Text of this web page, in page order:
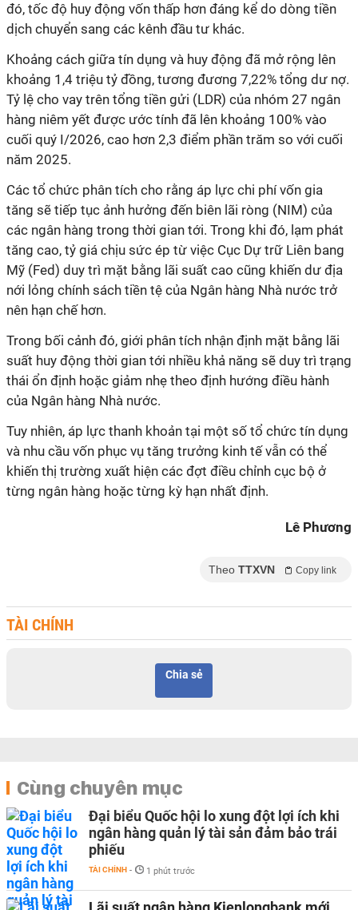
đó, tốc độ huy động vốn thấp hơn đáng kể do dòng tiền
dịch chuyển sang các kênh đầu tư khác.
Khoảng cách giữa tín dụng và huy động đã mở rộng lên
khoảng 1,4 triệu tỷ đồng, tương đương 7,22% tổng dư nợ.
Tỷ lệ cho vay trên tổng tiền gửi (LDR) của nhóm 27 ngân
hàng niêm yết được ước tính đã lên khoảng 100% vào
cuối quý I/2026, cao hơn 2,3 điểm phần trăm so với cuối
năm 2025.
Các tổ chức phân tích cho rằng áp lực chi phí vốn gia
tăng sẽ tiếp tục ảnh hưởng đến biên lãi ròng (NIM) của
các ngân hàng trong thời gian tới. Trong khi đó, lạm phát
tăng cao, tỷ giá chịu sức ép từ việc Cục Dự trữ Liên bang
Mỹ (Fed) duy trì mặt bằng lãi suất cao cũng khiến dư địa
nới lỏng chính sách tiền tệ của Ngân hàng Nhà nước trở
nên hạn chế hơn.
Trong bối cảnh đó, giới phân tích nhận định mặt bằng lãi
suất huy động thời gian tới nhiều khả năng sẽ duy trì trạng
thái ổn định hoặc giảm nhẹ theo định hướng điều hành
của Ngân hàng Nhà nước.
Tuy nhiên, áp lực thanh khoản tại một số tổ chức tín dụng
và nhu cầu vốn phục vụ tăng trưởng kinh tế vẫn có thể
khiến thị trường xuất hiện các đợt điều chỉnh cục bộ ở
từng ngân hàng hoặc từng kỳ hạn nhất định.
Lê Phương
Theo TTXVN Copy link
TÀI CHÍNH
Chia sẻ
Cùng chuyên mục
Đại biểu Quốc hội lo xung đột lợi ích khi
ngân hàng quản lý tài sản đảm bảo trái
phiếu
TÀI CHÍNH - 1 phút trước